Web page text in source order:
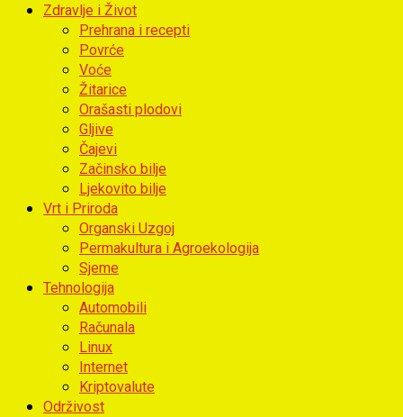
Zdravlje i Život
Prehrana i recepti
Povrće
Voće
Žitarice
Orašasti plodovi
Gljive
Čajevi
Začinsko bilje
Ljekovito bilje
Vrt i Priroda
Organski Uzgoj
Permakultura i Agroekologija
Sjeme
Tehnologija
Automobili
Računala
Linux
Internet
Kriptovalute
Održivost